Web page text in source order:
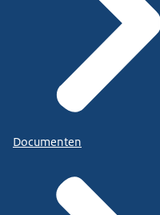
Documenten